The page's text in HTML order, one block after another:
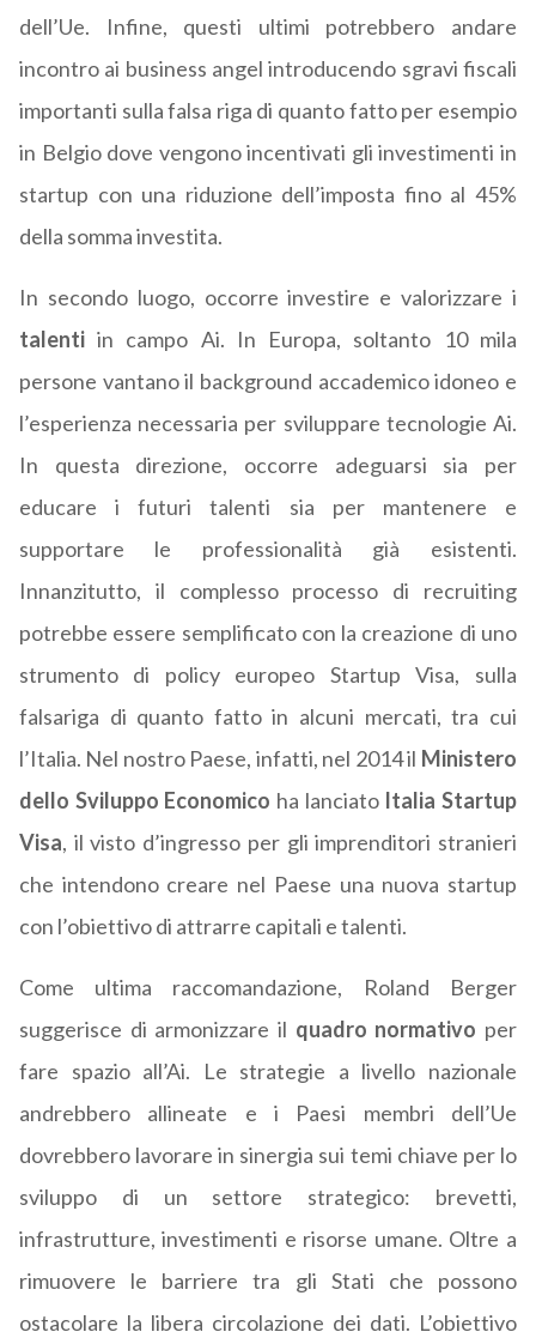
dell’Ue. Infine, questi ultimi potrebbero andare
incontro ai business angel introducendo sgravi fiscali
importanti sulla falsa riga di quanto fatto per esempio
in Belgio dove vengono incentivati gli investimenti in
startup con una riduzione dell’imposta fino al 45%
della somma investita.
In secondo luogo, occorre investire e valorizzare i
talentiin campo Ai. In Europa, soltanto 10 mila
persone vantano il background accademico idoneo e
l’esperienza necessaria per sviluppare tecnologie Ai.
In questa direzione, occorre adeguarsi sia per
educare i futuri talenti sia per mantenere e
supportare le professionalità già esistenti.
Innanzitutto, il complesso processo di recruiting
potrebbe essere semplificato con la creazione di uno
strumento di policy europeo Startup Visa, sulla
falsariga di quanto fatto in alcuni mercati, tra cui
l’Italia. Nel nostro Paese, infatti, nel 2014 il Ministero
dello Sviluppo Economico ha lanciato Italia Startup
Visa, il visto d’ingresso per gli imprenditori stranieri
che intendono creare nel Paese una nuova startup
con l’obiettivo di attrarre capitali e talenti.
Come ultima raccomandazione, Roland Berger
suggerisce di armonizzare il quadro normativo per
fare spazio all’Ai. Le strategie a livello nazionale
andrebbero allineate e i Paesi membri dell’Ue
dovrebbero lavorare in sinergia sui temi chiave per lo
sviluppo di un settore strategico: brevetti,
infrastrutture, investimenti e risorse umane. Oltre a
rimuovere le barriere tra gli Stati che possono
ostacolare la libera circolazione dei dati. L’obiettivo